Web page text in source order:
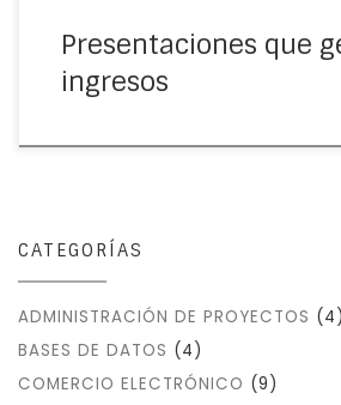
Presentaciones que
ingresos
CATEGORÍAS
ADMINISTRACIÓN DE PROYECTOS (4)
BASES DE DATOS (4)
COMERCIO ELECTRÓNICO (9)